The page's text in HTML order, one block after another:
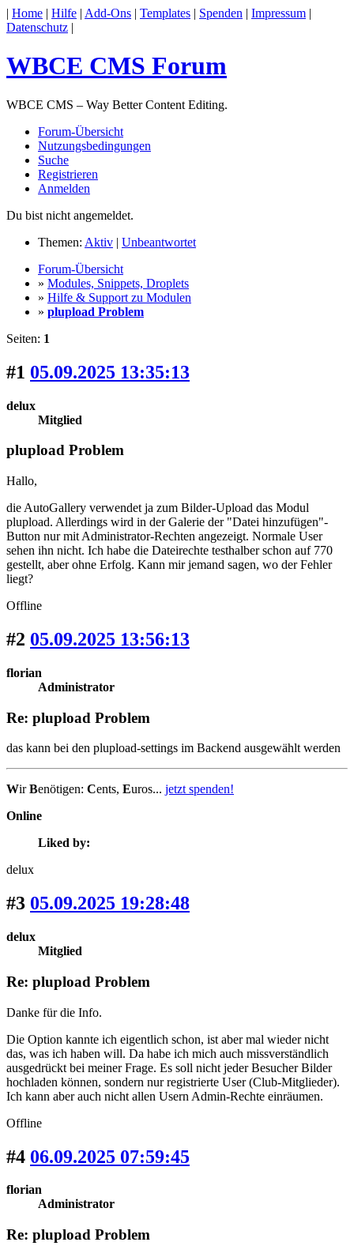
| Home | Hilfe | Add-Ons | Templates | Spenden | Impressum |
Datenschutz |
WBCE CMS Forum
WBCE CMS – Way Better Content Editing.
Forum-Übersicht
Nutzungsbedingungen
Suche
Registrieren
Anmelden
Du bist nicht angemeldet.
Themen: Aktiv | Unbeantwortet
Forum-Übersicht
» Modules, Snippets, Droplets
» Hilfe & Support zu Modulen
» plupload Problem
Seiten: 1
#1 05.09.2025 13:35:13
delux
Mitglied
plupload Problem
Hallo,
die AutoGallery verwendet ja zum Bilder-Upload das Modul
plupload. Allerdings wird in der Galerie der "Datei hinzufügen"-
Button nur mit Administrator-Rechten angezeigt. Normale User
sehen ihn nicht. Ich habe die Dateirechte testhalber schon auf 770
gestellt, aber ohne Erfolg. Kann mir jemand sagen, wo der Fehler
liegt?
Offline
#2 05.09.2025 13:56:13
florian
Administrator
Re: plupload Problem
das kann bei den plupload-settings im Backend ausgewählt werden
WirBenötigen: Cents, Euros... jetzt spenden!
Online
Liked by:
delux
#3 05.09.2025 19:28:48
delux
Mitglied
Re: plupload Problem
Danke für die Info.
Die Option kannte ich eigentlich schon, ist aber mal wieder nicht
das, was ich haben will. Da habe ich mich auch missverständlich
ausgedrückt bei meiner Frage. Es soll nicht jeder Besucher Bilder
hochladen können, sondern nur registrierte User (Club-Mitglieder).
Ich kann aber auch nicht allen Usern Admin-Rechte einräumen.
Offline
#4 06.09.2025 07:59:45
florian
Administrator
Re: plupload Problem